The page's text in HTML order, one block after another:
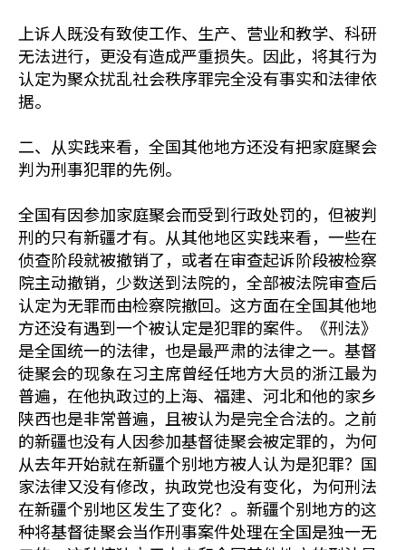
上诉人既没有致使工作、生产、营业和教学、科研
无法进行，更没有造成严重损失。因此，将其行为
认定为聚众扰乱社会秩序罪完全没有事实和法律依
据。
二、从实践来看，全国其他地方还没有把家庭聚会
判为刑事犯罪的先例。
全国有因参加家庭聚会而受到行政处罚的，但被判
刑的只有新疆才有。从其他地区实践来看，一些在
侦查阶段就被撤销了，或者在审查起诉阶段被检察
院主动撤销，少数送到法院的，全部被法院审查后
认定为无罪而由检察院撤回。这方面在全国其他地
方还没有遇到一个被认定是犯罪的案件。《刑法》
是全国统一的法律，也是最严肃的法律之一。基督
徒聚会的现象在习主席曾经任地方大员的浙江最为
普遍，在他执政过的上海、福建、河北和他的家乡
陕西也是非常普遍，且被认为是完全合法的。之前
的新疆也没有人因参加基督徒聚会被定罪的，为何
从去年开始就在新疆个别地方被人认为是犯罪？国
家法律又没有修改，执政党也没有变化，为何刑法
在新疆个别地区发生了变化？。新疆个别地方的这
种将基督徒聚会当作刑事案件处理在全国是独一无